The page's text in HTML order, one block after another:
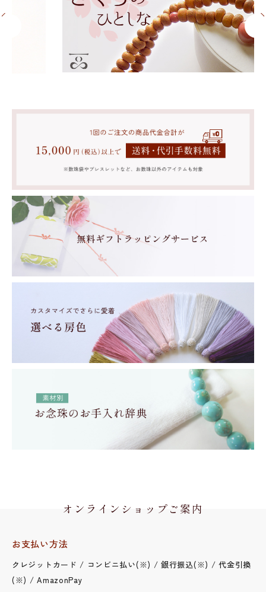
オンラインショップご案内
お支払い方法
クレジットカード / コンビニ払い(※) / 銀行振込(※) / 代金引換
(※) / AmazonPay